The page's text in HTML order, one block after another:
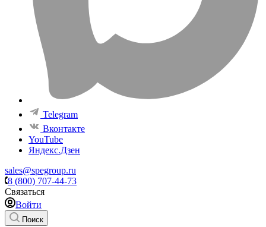
Telegram
Вконтакте
YouTube
Яндекс.Дзен
sales@spegroup.ru
8 (800) 707-44-73
Связаться
Войти
Поиск